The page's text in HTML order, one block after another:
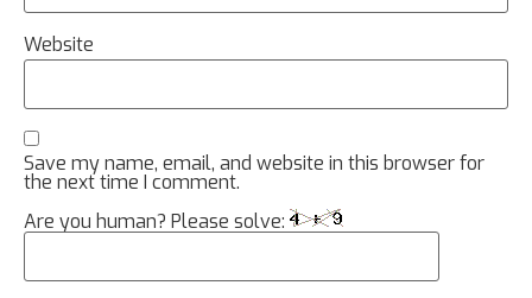
Website
Save my name, email, and website in this browser for
the next time I comment.
Are you human? Please solve: